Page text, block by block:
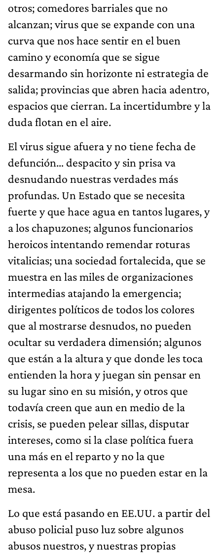
otros; comedores barriales que no
alcanzan; virus que se expande con una
curva que nos hace sentir en el buen
camino y economía que se sigue
desarmando sin horizonte ni estrategia de
salida; provincias que abren hacia adentro,
espacios que cierran. La incertidumbre y la
duda flotan en el aire.
El virus sigue afuera y no tiene fecha de
defunción… despacito y sin prisa va
desnudando nuestras verdades más
profundas. Un Estado que se necesita
fuerte y que hace agua en tantos lugares, y
a los chapuzones; algunos funcionarios
heroicos intentando remendar roturas
vitalicias; una sociedad fortalecida, que se
muestra en las miles de organizaciones
intermedias atajando la emergencia;
dirigentes políticos de todos los colores
que al mostrarse desnudos, no pueden
ocultar su verdadera dimensión; algunos
que están a la altura y que donde les toca
entienden la hora y juegan sin pensar en
su lugar sino en su misión, y otros que
todavía creen que aun en medio de la
crisis, se pueden pelear sillas, disputar
intereses, como si la clase política fuera
una más en el reparto y no la que
representa a los que no pueden estar en la
mesa.
Lo que está pasando en EE.UU. a partir del
abuso policial puso luz sobre algunos
abusos nuestros, y nuestras propias